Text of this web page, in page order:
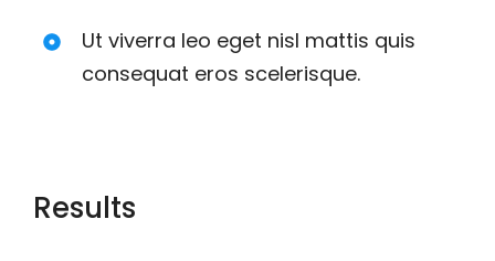
Ut viverra leo eget nisl mattis quis
consequat eros scelerisque.
Results